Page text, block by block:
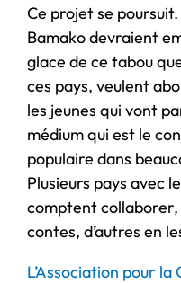
Ce projet se
Bamako devraient
glace de ce tabou
ces pays, veulent
les jeunes qui vont
médium qui est le
populaire dans
Plusieurs pays avec
comptent collaborer,
contes, d’autres en
L’Association pour